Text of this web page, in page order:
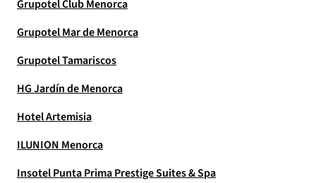
Grupotel Club Menorca
Grupotel Mar de Menorca
Grupotel Tamariscos
HG Jardín de Menorca
Hotel Artemisia
ILUNION Menorca
Insotel Punta Prima Prestige Suites & Spa